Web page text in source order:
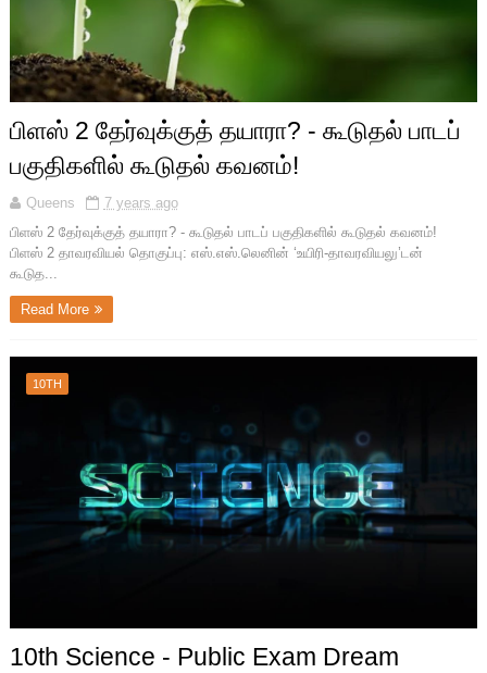
பிளஸ் 2 தேர்வுக்குத் தயாரா? - கூடுதல் பாடப்
பகுதிகளில் கூடுதல் கவனம்!
Queens
7 years ago
பிளஸ் 2 தேர்வுக்குத் தயாரா? - கூடுதல் பாடப் பகுதிகளில் கூடுதல் கவனம்!
பிளஸ் 2 தாவரவியல் தொகுப்பு: எஸ்.எஸ்.லெனின் ‘உயிரி-தாவரவியலு’டன்
கூடுத...
Read More
10TH
10th Science - Public Exam Dream